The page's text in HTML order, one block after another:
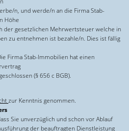
n, und werde/n an die Firma Stab-
Höhe
der gesetzlichen Mehrwertsteuer welche in
zu entnehmen ist bezahle/n. Dies ist fällig
Firma Stab-Immobilien hat einen
(§ 656 c BGB).
zur Kenntnis genommen.
Sie unverzüglich und schon vor Ablauf
der beauftragten Dienstleistung